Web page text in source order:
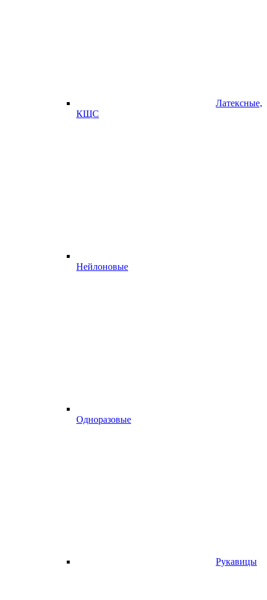
Латексные,
КЩС
Нейлоновые
Одноразовые
Рукавицы